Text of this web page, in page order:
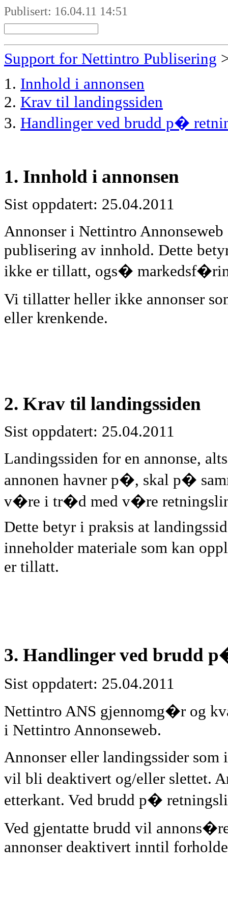
Publisert: 16.04.11 14:51
Support for Nettintro Publisering
1. Innhold i annonsen
2. Krav til landingssiden
3. Handlinger ved brudd p�
1. Innhold i annonsen
Sist oppdatert: 25.04.2011
Annonser i Nettintro
publisering av innhold. Dette
ikke er tillatt, ogs�
Vi tillatter heller ikke annonser
eller krenkende.
2. Krav til landingssiden
Sist oppdatert: 25.04.2011
Landingssiden for en annonse,
annonen havner p�, skal p�
v�re i tr�d med v�re
Dette betyr i praksis at
inneholder materiale som kan
er tillatt.
3. Handlinger ved brudd
Sist oppdatert: 25.04.2011
Nettintro ANS gjennomg�r og
i Nettintro Annonseweb.
Annonser eller landingssider
vil bli deaktivert og/eller slettet.
etterkant. Ved brudd p�
Ved gjentatte brudd vil
annonser deaktivert inntil